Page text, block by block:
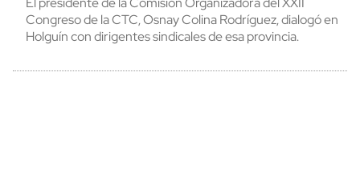
Congreso de la CTC, Osnay Colina Rodríguez, dialogó en
Holguín con dirigentes sindicales de esa provincia.